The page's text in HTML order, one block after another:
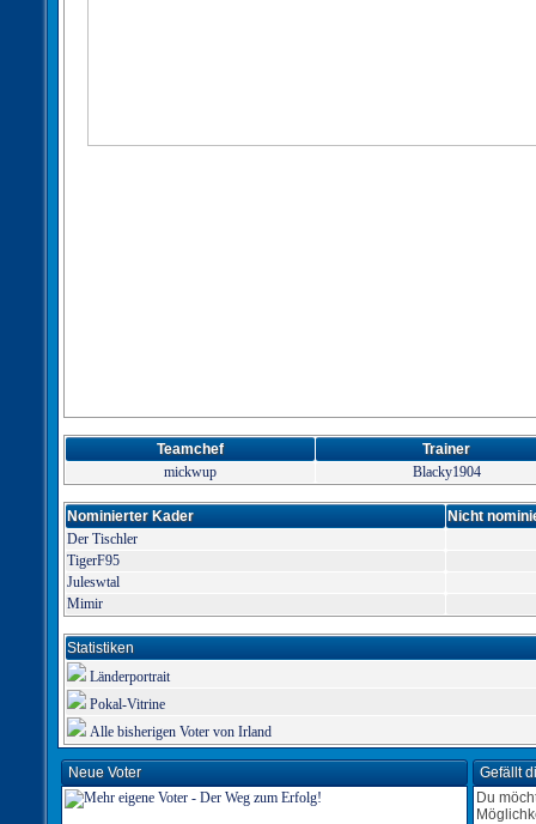
Teamchef
Trainer
mickwup
Blacky1904
Nominierter Kader
Nicht
Der Tischler
TigerF95
Juleswtal
Mimir
Statistiken
Länderportrait
Pokal-Vitrine
Alle bisherigen Voter von Irland
Neue Voter
Gefällt
Du